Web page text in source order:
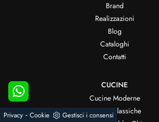
Brand
Realizzazioni
Blog
Cataloghi
Contatti
CUCINE
Cucine Moderne
Cucine Classiche
Privacy - Cookie Gestisci i consensi